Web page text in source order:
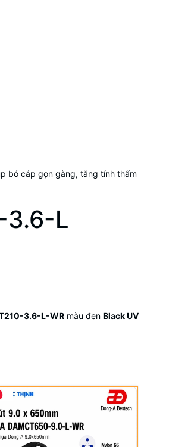
bó cáp gọn gàng, tăng tính thẩm
3.6-L
3.6-L-WR màu đen Black UV